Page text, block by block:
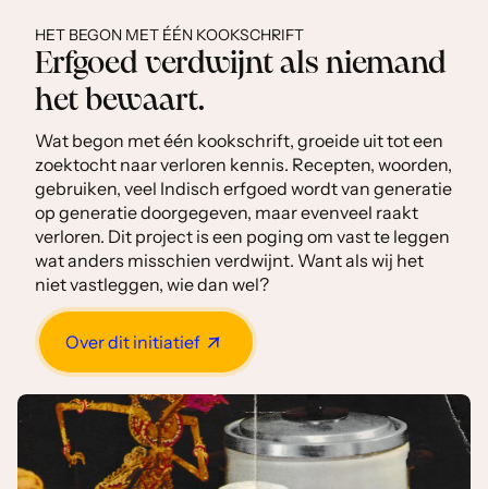
HET BEGON MET ÉÉN KOOKSCHRIFT
Erfgoed verdwijnt als niemand
het bewaart.
Wat begon met één kookschrift, groeide uit tot een
zoektocht naar verloren kennis. Recepten, woorden,
gebruiken, veel Indisch erfgoed wordt van generatie
op generatie doorgegeven, maar evenveel raakt
verloren. Dit project is een poging om vast te leggen
wat anders misschien verdwijnt. Want als wij het
niet vastleggen, wie dan wel?
Over dit initiatief